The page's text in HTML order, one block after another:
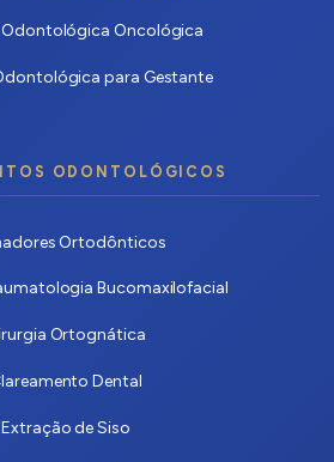
Oncológica
para Gestante
ODONTOLÓGICOS
Ortodônticos
Bucomaxilofacial
Ortognática
Dental
Extração de Siso